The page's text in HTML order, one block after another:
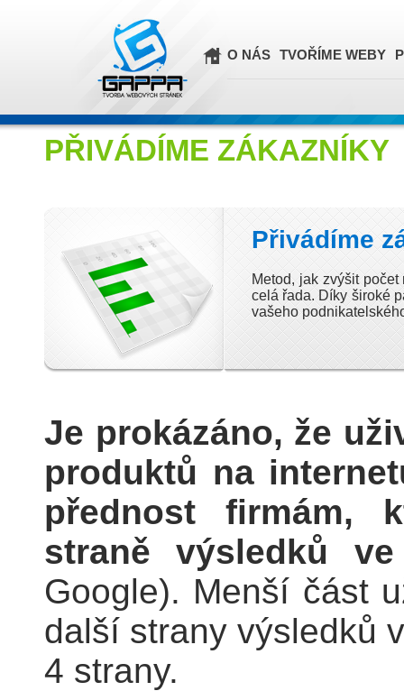
O NÁS TVOŘÍME WEBY
PŘIVÁDÍME ZÁKAZNÍKY
Přivádíme
Metod, jak zvýšit
celá řada. Díky široké
vašeho
Je prokázáno, že
produktů na
přednost firmám,
straně výsledků
Google). Menší část
další strany výsledků
4 strany.